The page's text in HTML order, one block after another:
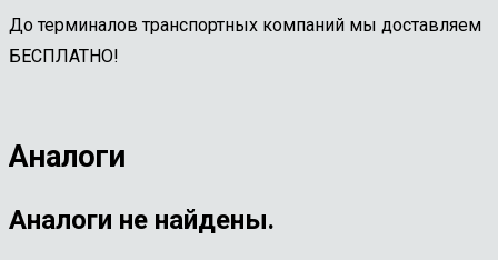
До терминалов транспортных компаний мы доставляем
БЕСПЛАТНО!
Аналоги
Аналоги не найдены.